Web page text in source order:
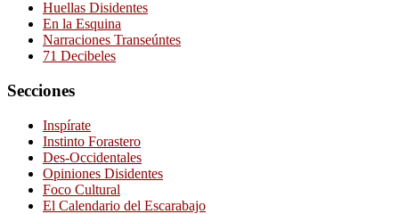
Huellas Disidentes
En la Esquina
Narraciones Transeúntes
71 Decibeles
Secciones
Inspírate
Instinto Forastero
Des-Occidentales
Opiniones Disidentes
Foco Cultural
El Calendario del Escarabajo